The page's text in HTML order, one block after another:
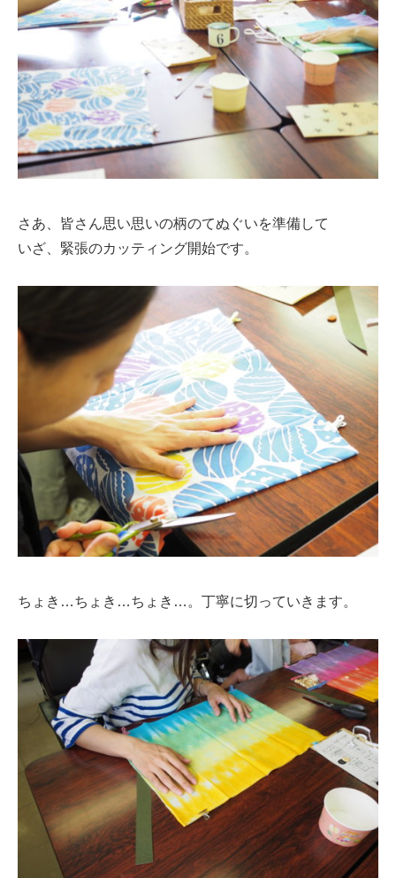
さあ、皆さん思い思いの柄のてぬぐいを準備して
いざ、緊張のカッティング開始です。
ちょき…ちょき…ちょき…。丁寧に切っていきます。